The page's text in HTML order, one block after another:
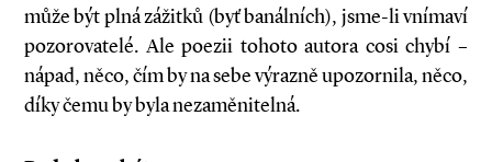
může být plná zážitků (byť banálních), jsme-li vnímaví
pozorovatelé. Ale poezii tohoto autora cosi chybí –
nápad, něco, čím by na sebe výrazně upozornila, něco,
díky čemu by byla nezaměnitelná.